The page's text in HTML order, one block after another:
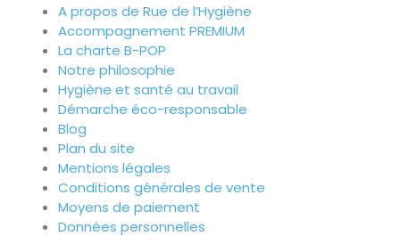
A propos de Rue de l’Hygiène
Accompagnement PREMIUM
La charte B-POP
Notre philosophie
Hygiène et santé au travail
Démarche éco-responsable
Blog
Plan du site
Mentions légales
Conditions générales de vente
Moyens de paiement
Données personnelles